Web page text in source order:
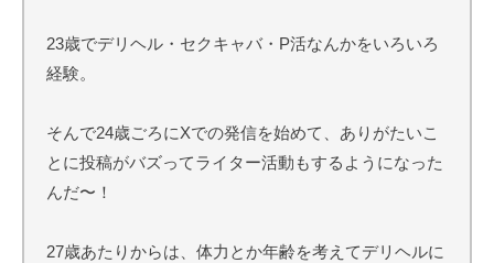
23歳でデリヘル・セクキャバ・P活なんかをいろいろ
経験。
そんで24歳ごろにXでの発信を始めて、ありがたいこ
とに投稿がバズってライター活動もするようになった
んだ〜！
27歳あたりからは、体力とか年齢を考えてデリヘルに